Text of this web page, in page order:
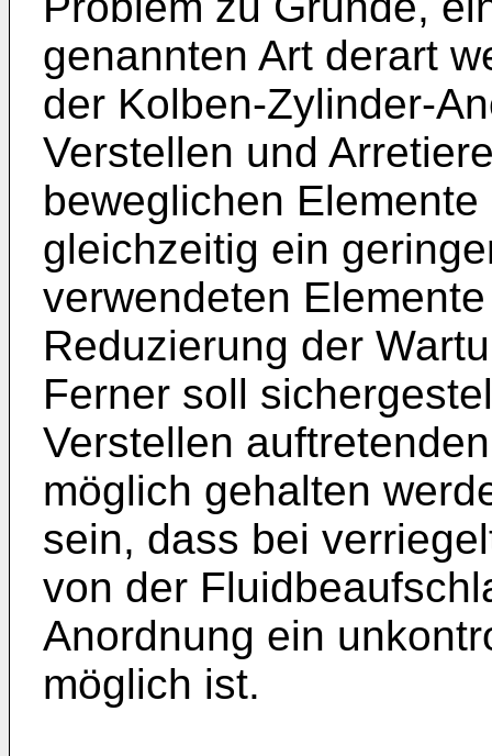
genannten Art derart
der Kolben-Zylinder-
Verstellen und
beweglichen
gleichzeitig ein
verwendeten
Reduzierung der
Ferner soll
Verstellen
möglich gehalten
sein, dass bei
von der
Anordnung ein
möglich ist.